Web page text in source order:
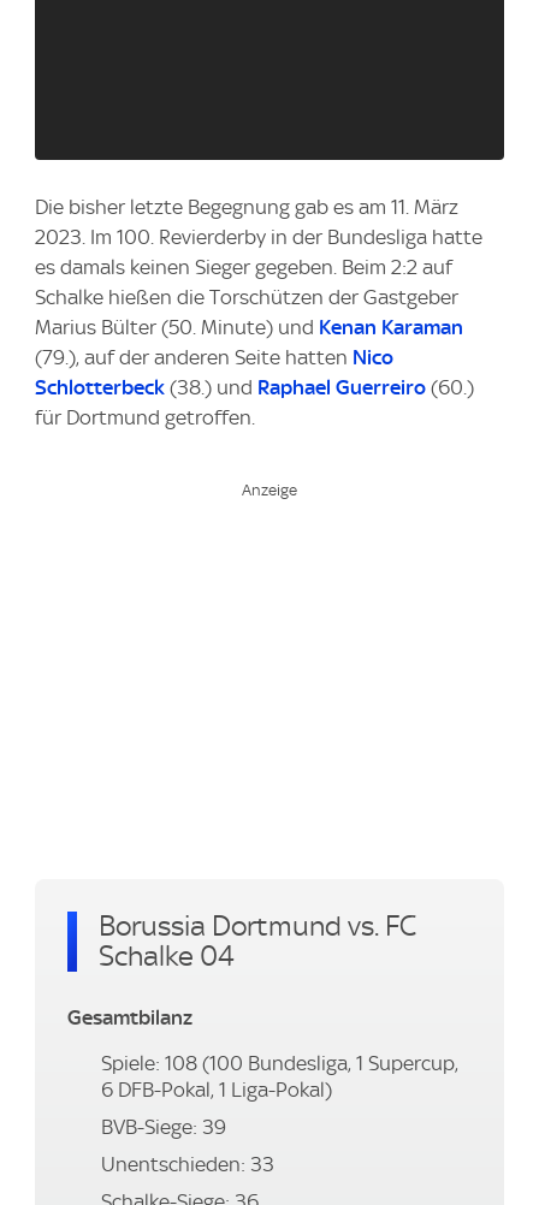
Die bisher letzte Begegnung gab es am 11. März
2023. Im 100. Revierderby in der Bundesliga hatte
es damals keinen Sieger gegeben. Beim 2:2 auf
Schalke hießen die Torschützen der Gastgeber
Marius Bülter (50. Minute) und Kenan Karaman
(79.), auf der anderen Seite hatten Nico
Schlotterbeck (38.) und Raphael Guerreiro (60.)
für Dortmund getroffen.
Borussia Dortmund vs. FC
Schalke 04
Gesamtbilanz
Spiele: 108 (100 Bundesliga, 1 Supercup,
6 DFB-Pokal, 1 Liga-Pokal)
BVB-Siege: 39
Unentschieden: 33